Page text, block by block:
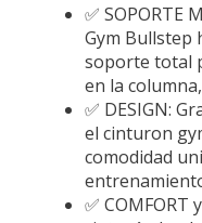
✅ SOPORTE
Gym Bullstep
soporte total
en la
✅ DESIGN:
el cinturon
comodidad
✅ COMFORT